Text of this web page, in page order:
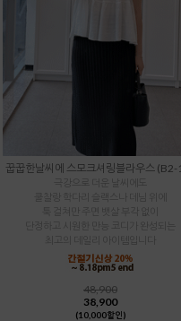
꿉꿉한날씨에 스모크셔링블라우스
툭 걸쳐만 주면 뱃살 부각 없이
48,900
38,900
(10,000할인)